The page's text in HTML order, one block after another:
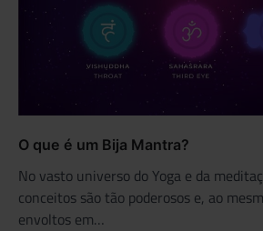
O que é um Bija Mantra?
No vasto universo do Yoga e da
conceitos são tão poderosos e, ao
envoltos em…